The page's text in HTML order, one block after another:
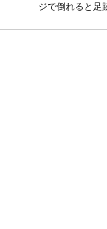
ジで倒れると